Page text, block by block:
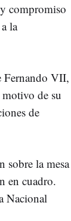
compromiso
la
Fernando VII,
de su
de
sobre la mesa
en cuadro.
Nacional